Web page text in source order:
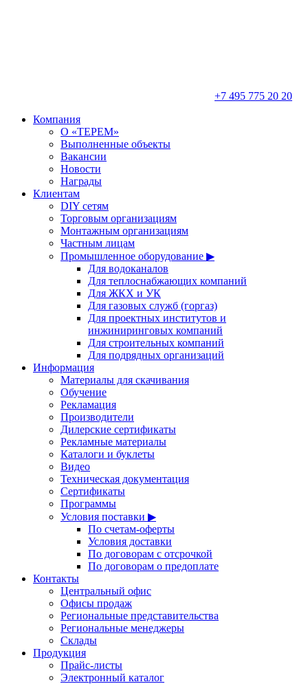
+7 495 775 20 20
Компания
О «ТЕРЕМ»
Выполненные объекты
Вакансии
Новости
Награды
Клиентам
DIY сетям
Торговым организациям
Монтажным организациям
Частным лицам
Промышленное оборудование ▶
Для водоканалов
Для теплоснабжающих компаний
Для ЖКХ и УК
Для газовых служб (горгаз)
Для проектных институтов и
инжиниринговых компаний
Для строительных компаний
Для подрядных организаций
Информация
Материалы для скачивания
Обучение
Рекламация
Производители
Дилерские сертификаты
Рекламные материалы
Каталоги и буклеты
Видео
Техническая документация
Сертификаты
Программы
Условия поставки ▶
По счетам-оферты
Условия доставки
По договорам с отсрочкой
По договорам о предоплате
Контакты
Центральный офис
Офисы продаж
Региональные представительства
Региональные менеджеры
Склады
Продукция
Прайс-листы
Электронный каталог